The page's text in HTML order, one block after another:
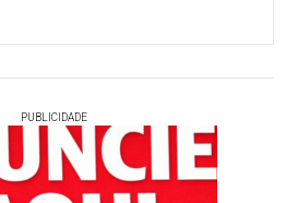
PUBLICIDADE